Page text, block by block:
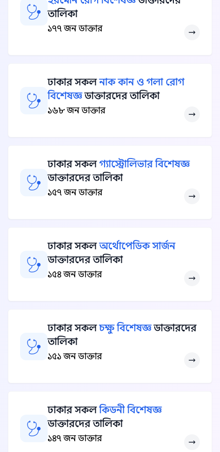
তালিকা
১৭৭ জন ডাক্তার
ঢাকার সকলনাক কান ও গলা রোগ
বিশেষজ্ঞডাক্তারদের তালিকা
১৬৮ জন ডাক্তার
ঢাকার সকলগ্যাস্ট্রোলিভার বিশেষজ্ঞ
ডাক্তারদের তালিকা
১৫৭ জন ডাক্তার
ঢাকার সকলঅর্থোপেডিক সার্জন
ডাক্তারদের তালিকা
১৫৪ জন ডাক্তার
ঢাকার সকলচক্ষু বিশেষজ্ঞডাক্তারদের
তালিকা
১৫১ জন ডাক্তার
ঢাকার সকলকিডনী বিশেষজ্ঞ
ডাক্তারদের তালিকা
১৪৭ জন ডাক্তার